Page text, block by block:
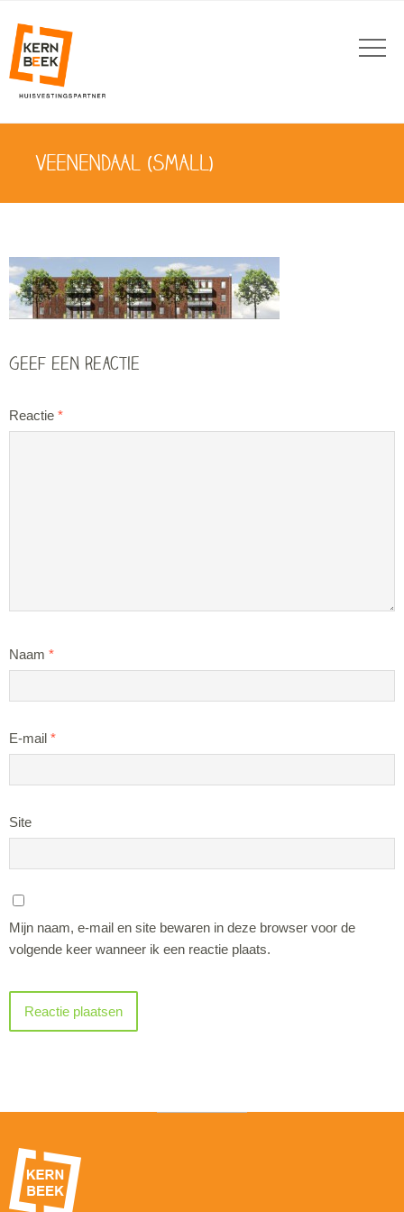
VEENENDAAL (SMALL)
Geef een reactie
Reactie *
Naam *
E-mail *
Site
Mijn naam, e-mail en site bewaren in deze browser voor de
volgende keer wanneer ik een reactie plaats.